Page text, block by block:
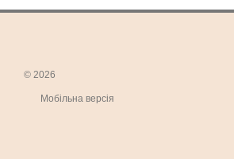
© 2026
Мобільна версія